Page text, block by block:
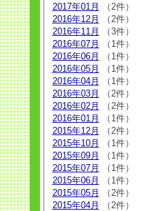
2017年01月
（2件）
2016年12月
（2件）
2016年11月
（3件）
2016年07月
（1件）
2016年06月
（1件）
2016年05月
（1件）
2016年04月
（1件）
2016年03月
（2件）
2016年02月
（2件）
2016年01月
（1件）
2015年12月
（2件）
2015年10月
（1件）
2015年09月
（1件）
2015年07月
（1件）
2015年06月
（1件）
2015年05月
（2件）
2015年04月
（2件）